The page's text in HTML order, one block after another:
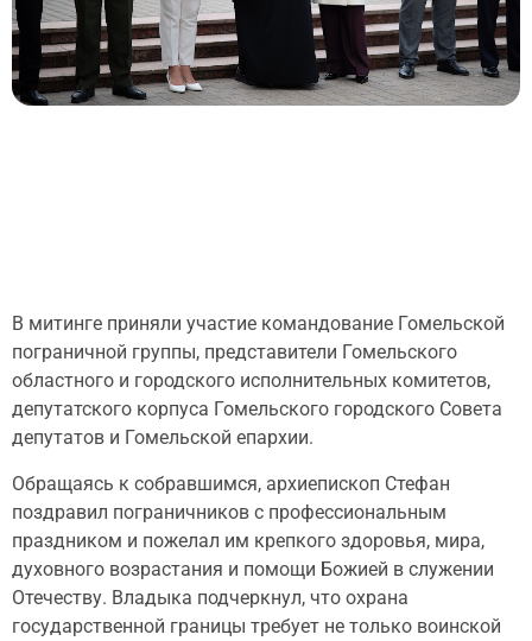
В митинге приняли участие командование Гомельской
пограничной группы, представители Гомельского
областного и городского исполнительных комитетов,
депутатского корпуса Гомельского городского Совета
депутатов и Гомельской епархии.
Обращаясь к собравшимся, архиепископ Стефан
поздравил пограничников с профессиональным
праздником и пожелал им крепкого здоровья, мира,
духовного возрастания и помощи Божией в служении
Отечеству. Владыка подчеркнул, что охрана
государственной границы требует не только воинской